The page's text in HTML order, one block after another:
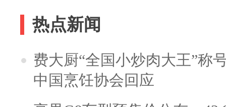
热点新闻
费大厨“全国小炒肉大王”称
中国烹饪协会回应